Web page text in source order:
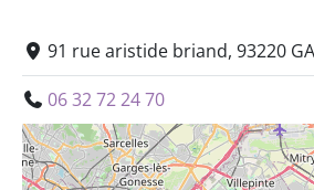
91 rue aristide briand, 93220
06 32 72 24 70